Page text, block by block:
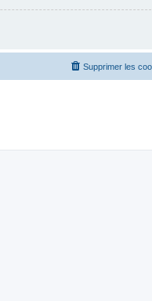
Supprimer les